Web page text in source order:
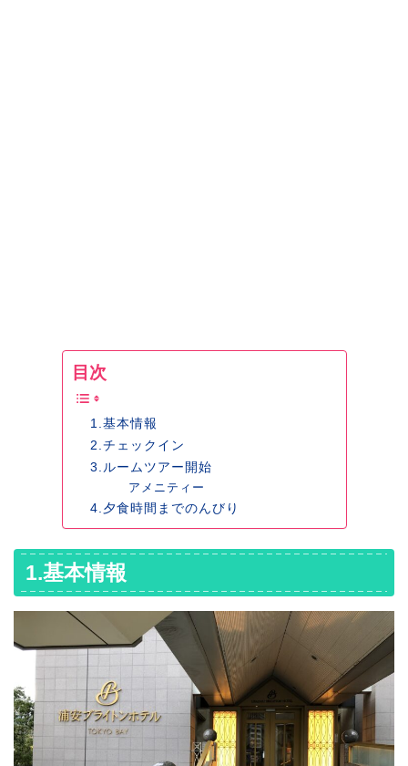
目次
1.基本情報
2.チェックイン
3.ルームツアー開始
アメニティー
4.夕食時間までのんびり
1.基本情報